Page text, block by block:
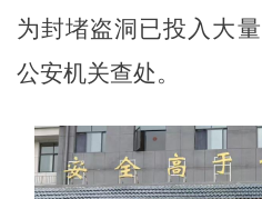
为封堵盗洞已投入大
公安机关查处。